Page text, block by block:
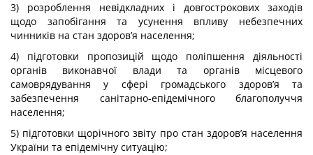
3) розроблення невідкладних і довгострокових заходів
щодо запобігання та усунення впливу небезпечних
чинників на стан здоров’я населення;
4) підготовки пропозицій щодо поліпшення діяльності
органів виконавчої влади та органів місцевого
самоврядування у сфері громадського здоров’я та
забезпечення санітарно-епідемічного благополуччя
населення;
5) підготовки щорічного звіту про стан здоров’я населення
України та епідемічну ситуацію;